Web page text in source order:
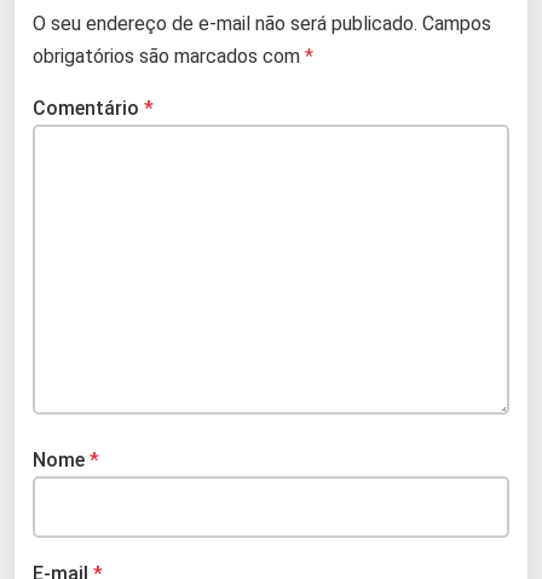
O seu endereço de e-mail não será publicado. Campos
obrigatórios são marcados com *
Comentário *
Nome *
E-mail *